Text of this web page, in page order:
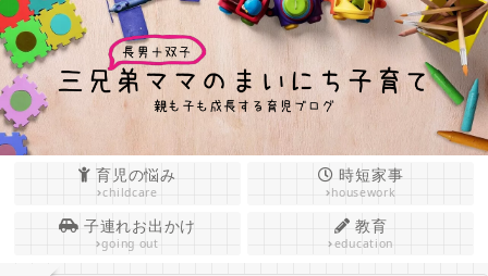
育児の悩み
childcare
時短家事
housework
子連れお出かけ
going out
教育
education